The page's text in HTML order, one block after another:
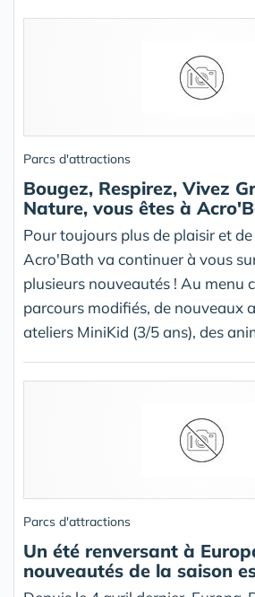
Parcs d'attractions
Bougez, Respirez, Vivez
Nature, vous êtes à
Pour toujours plus de plaisir et
Acro'Bath va continuer à vous
plusieurs nouveautés ! Au menu
parcours modifiés, de nouveaux
ateliers MiniKid (3/5 ans), des
Parcs d'attractions
Un été renversant à
nouveautés de la saison